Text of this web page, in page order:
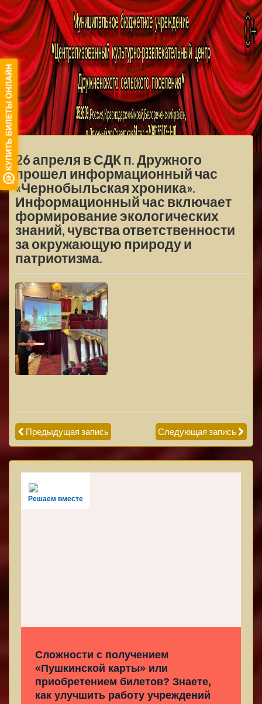
МБУ ЦКРЦ
ДРУЖНЕНСКОГО
СЕЛЬСКОГО
ПОСЕЛЕНИЯ
МЕНЮ
26 апреля в СДК п. Дружного
прошел информационный час
«Чернобыльская хроника».
Информационный час включает
формирование экологических
знаний, чувства ответственности
за окружающую природу и
патриотизма.
Предыдущая запись Следующая запись
Решаем вместе
Сложности с получением
«Пушкинской карты» или
приобретением билетов? Знаете,
как улучшить работу учреждений